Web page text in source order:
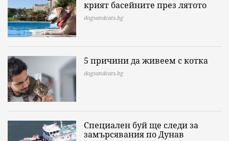
крият басейните през лятото
dogsandcats.bg
5 причини да живеем с котка
dogsandcats.bg
Специален буй ще следи за
замърсявания по Дунав